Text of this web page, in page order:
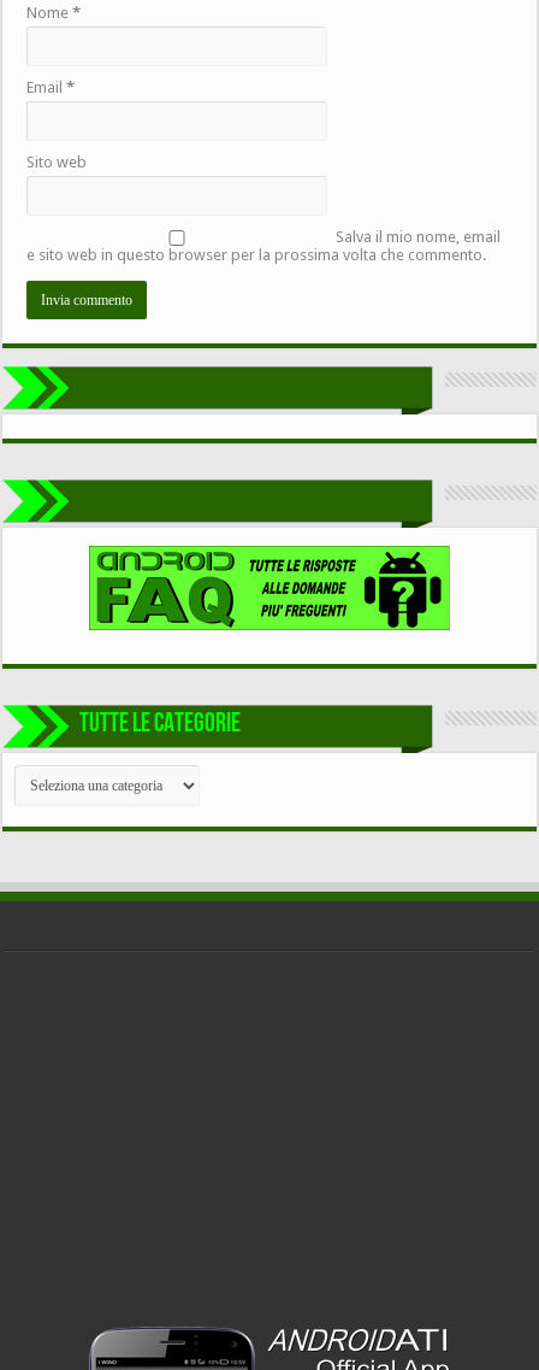
Nome*
Email*
Sito web
Salva il mio nome, email
e sito web in questo browser per la prossima volta che commento.
TUTTE LE CATEGORIE
TUTTE
CATEGORIE